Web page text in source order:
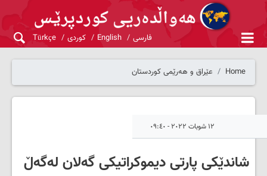
فارسی English کوردی Türkçe
Home عێراق و هەرێمی کوردستان
١٢ شوبات ٢٠٢٢ - ٠٩:٤٠
شاندێکی پارتی دیموکراتیکی گەلان لەگەڵ